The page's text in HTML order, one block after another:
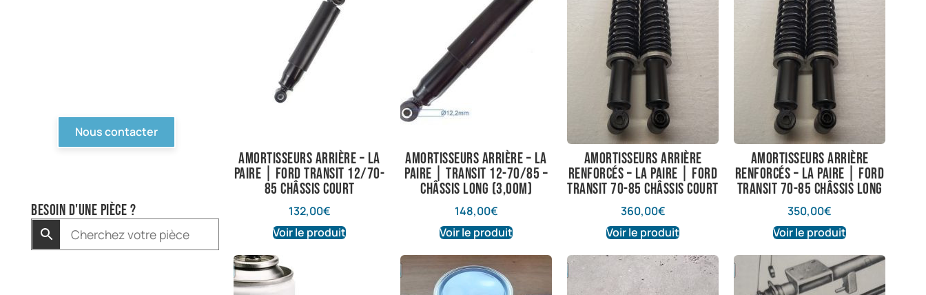
Nous contacter
Besoin d'une pièce ?
Amortisseurs arrière – La
paire | Ford Transit 12/70-
85 châssis court
132,00€
Voir le produit
Amortisseurs arrière – La
paire | Transit 12-70/85 –
châssis long (3,00m)
148,00€
Voir le produit
Amortisseurs arrière
renforcés – La paire | Ford
Transit 70-85 châssis court
360,00€
Voir le produit
Amortisseurs arrière
renforcés – La paire | Ford
Transit 70-85 châssis long
350,00€
Voir le produit